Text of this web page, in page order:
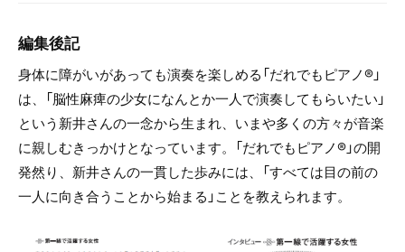
編集後記
身体に障がいがあっても演奏を楽しめる「だれでもピアノ®」
は、「脳性麻痺の少女になんとか一人で演奏してもらいたい」
という新井さんの一念から生まれ、いまや多くの方々が音楽
に親しむきっかけとなっています。「だれでもピアノ®」の開
発然り、新井さんの一貫した歩みには、「すべては目の前の
一人に向き合うことから始まる」ことを教えられます。